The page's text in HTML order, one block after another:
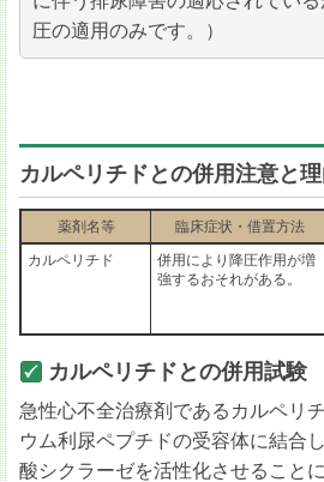
圧の適用のみです。）
カルペリチドとの併用注意と
薬剤名等 臨床症状・借置方法
カルペリチド
併用により降圧作用が増
強するおそれがある。
カルペリチドとの併用試験
急性心不全治療剤であるカルペリ
ウム利尿ペプチドの受容体に結合
酸シクラーゼを活性化させること